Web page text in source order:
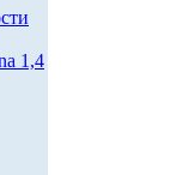
1,4